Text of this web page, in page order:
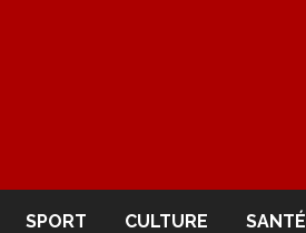
SPORT CULTURE SANTÉ